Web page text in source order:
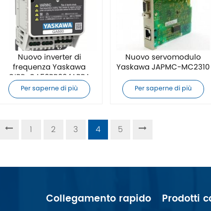
Nuovo inverter di
frequenza Yaskawa
CIPR-GA50BB004ABBA
originale
Per saperne di più
Nuovo servomodulo
Yaskawa JAPMC-MC2310
Per saperne di più
1 2 3 4 5
Collegamento rapido Prodotti